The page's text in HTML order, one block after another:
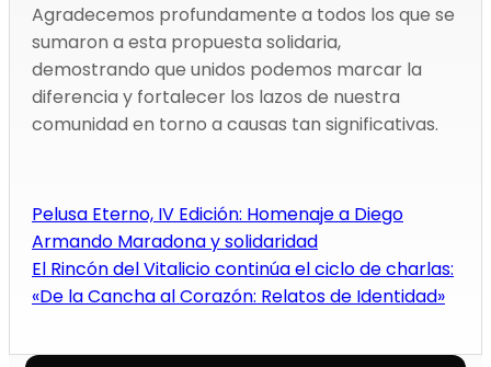
Agradecemos profundamente a todos los que se
sumaron a esta propuesta solidaria,
demostrando que unidos podemos marcar la
diferencia y fortalecer los lazos de nuestra
comunidad en torno a causas tan significativas.
Pelusa Eterno, IV Edición: Homenaje a Diego
Armando Maradona y solidaridad
El Rincón del Vitalicio continúa el ciclo de charlas:
«De la Cancha al Corazón: Relatos de Identidad»